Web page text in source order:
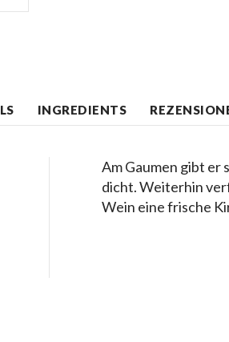
INGREDIENTS
Am Gaumen gibt er
dicht. Weiterhin
Wein eine frische